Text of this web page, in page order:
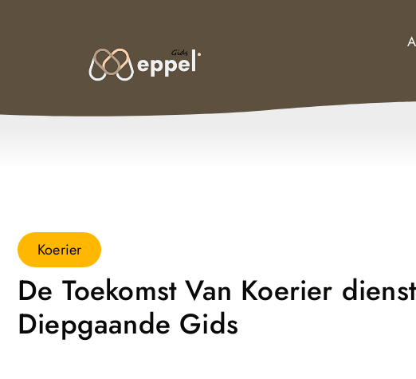
Koerier
De Toekomst Van Koerier
Diepgaande Gids